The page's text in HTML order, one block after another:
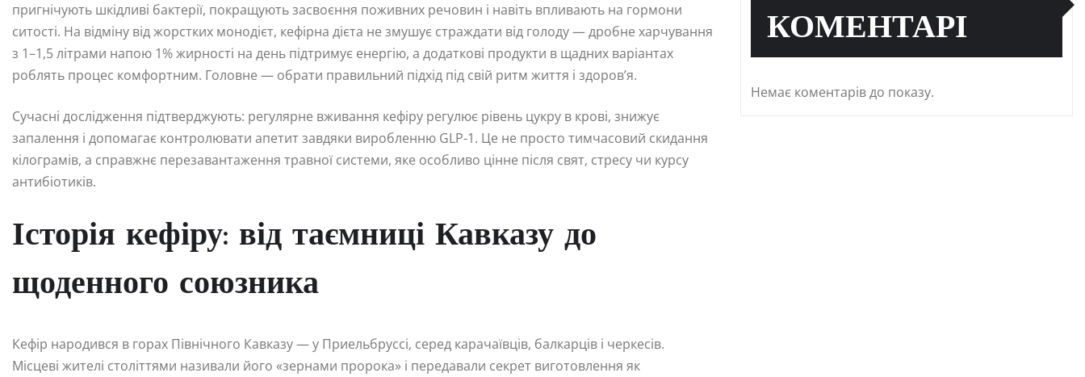
пригнічують шкідливі бактерії, покращують засвоєння поживних речовин і навіть впливають на гормони
ситості. На відміну від жорстких монодієт, кефірна дієта не змушує страждати від голоду — дробне харчування
з 1–1,5 літрами напою 1% жирності на день підтримує енергію, а додаткові продукти в щадних варіантах
роблять процес комфортним. Головне — обрати правильний підхід під свій ритм життя і здоров’я.
Сучасні дослідження підтверджують: регулярне вживання кефіру регулює рівень цукру в крові, знижує
запалення і допомагає контролювати апетит завдяки виробленню GLP-1. Це не просто тимчасовий скидання
кілограмів, а справжнє перезавантаження травної системи, яке особливо цінне після свят, стресу чи курсу
антибіотиків.
Історія кефіру: від таємниці Кавказу до
щоденного союзника
Кефір народився в горах Північного Кавказу — у Приельбруссі, серед карачаївців, балкарців і черкесів.
Місцеві жителі століттями називали його «зернами пророка» і передавали секрет виготовлення як
КОМЕНТАРІ
Немає коментарів до показу.